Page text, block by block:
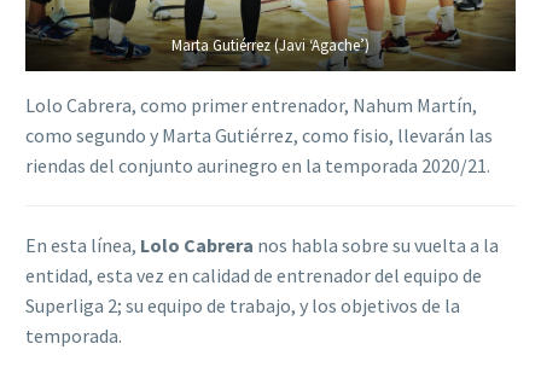
Marta Gutiérrez (Javi ‘Agache’)
Lolo Cabrera, como primer entrenador, Nahum Martín,
como segundo y Marta Gutiérrez, como fisio, llevarán las
riendas del conjunto aurinegro en la temporada 2020/21.
En esta línea, Lolo Cabrera nos habla sobre su vuelta a la
entidad, esta vez en calidad de entrenador del equipo de
Superliga 2; su equipo de trabajo, y los objetivos de la
temporada.